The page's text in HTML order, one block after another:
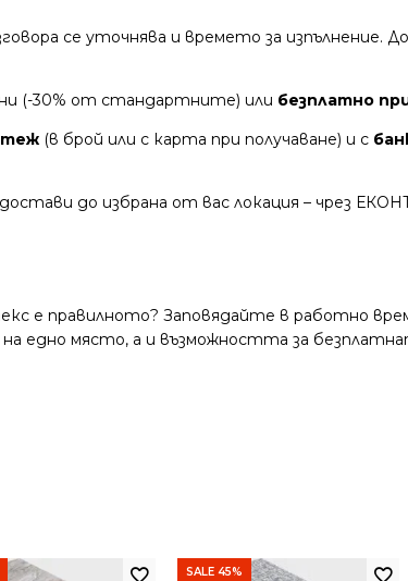
се уточнява и времето за
(-30% от стандартните) или безплатно
(в брой или с карта при получаване) и с
до избрана от вас локация – чрез
е правилното? Заповядайте в работно
едно място, а и възможността за
SALE 45%